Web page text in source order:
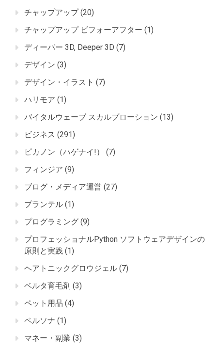
チャップアップ(20)
チャップアップ ビフォーアフター (1)
ディーパー 3D, Deeper 3D (7)
デザイン (3)
デザイン・イラスト (7)
ハリモア (1)
バイタルウェーブ スカルプローション (13)
ビジネス (291)
ピカノン（ハゲナイ!）
(7)
フィンジア (9)
ブログ・メディア運営 (27)
プランテル (1)
プログラミング (9)
プロフェッショナルPython ソフトウェアデザインの
原則と実践 (1)
ヘアトニックグロウジェル (7)
ベルタ育毛剤 (3)
ペット用品 (4)
ペルソナ (1)
マネー・副業 (3)